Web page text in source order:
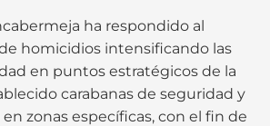
ha respondido al
homicidios intensificando las
en puntos estratégicos de la
carabanas de seguridad y
zonas específicas, con el fin de